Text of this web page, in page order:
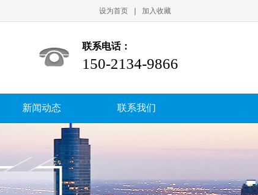
设为首页 加入收藏
150-2134-9866
联系电话：
新闻动态 联系我们